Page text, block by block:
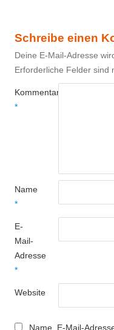
Schreibe einen
Deine E-Mail-Adresse
Erforderliche Felder sind
Kommentar
*
Name
*
E-
Mail-
Adresse
*
Website
Name, E-Mail-